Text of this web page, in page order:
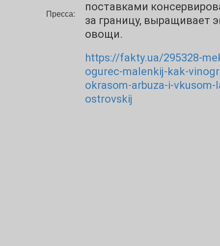
Пресса:
поставками
за границу, выращивает
овощи.
https://fakty.ua/295328-
ogurec-malenkij-kak-
okrasom-arbuza-i-vkusom-
ostrovskij